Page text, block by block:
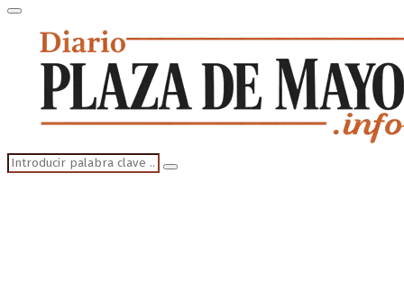
Primary
Menu
Search
for:
Search